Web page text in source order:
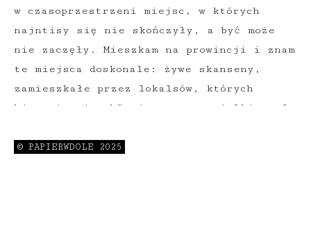
w czasoprzestrzeni miejsc, w których
najntisy się nie skończyły, a być może
nie zaczęły. Mieszkam na prowincji i znam
te miejsca doskonale: żywe skanseny,
zamieszkałe przez lokalsów, których
historia nie obfituje w czyny wielkie, ale
wszędzie, w Korszach, Dukli i New Jersey
© PAPIERWDOLE 2025